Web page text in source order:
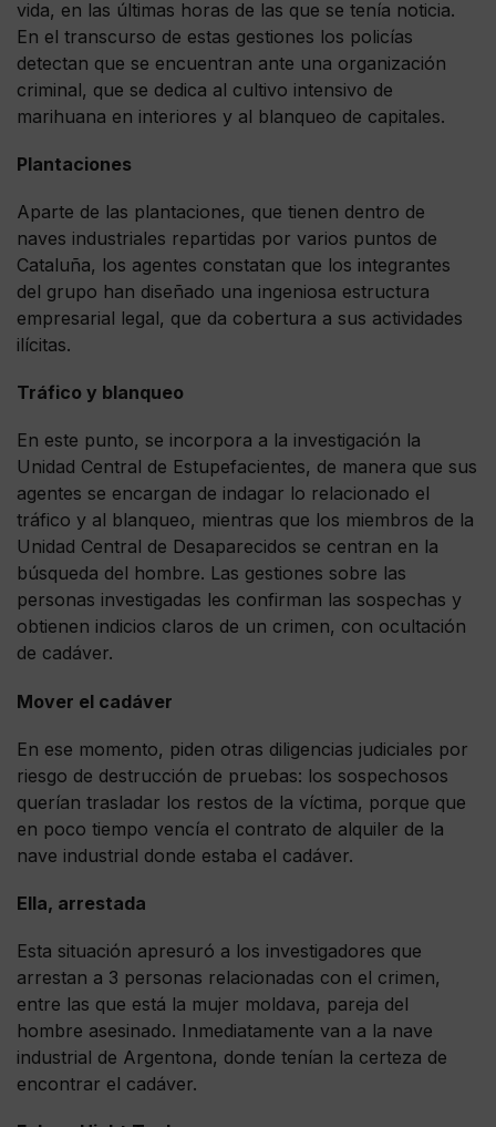
vida, en las últimas horas de las que se tenía noticia.
En el transcurso de estas gestiones los policías
detectan que se encuentran ante una organización
criminal, que se dedica al cultivo intensivo de
marihuana en interiores y al blanqueo de capitales.
Plantaciones
Aparte de las plantaciones, que tienen dentro de
naves industriales repartidas por varios puntos de
Cataluña, los agentes constatan que los integrantes
del grupo han diseñado una ingeniosa estructura
empresarial legal, que da cobertura a sus actividades
ilícitas.
Tráfico y blanqueo
En este punto, se incorpora a la investigación la
Unidad Central de Estupefacientes, de manera que sus
agentes se encargan de indagar lo relacionado el
tráfico y al blanqueo, mientras que los miembros de la
Unidad Central de Desaparecidos se centran en la
búsqueda del hombre. Las gestiones sobre las
personas investigadas les confirman las sospechas y
obtienen indicios claros de un crimen, con ocultación
de cadáver.
Mover el cadáver
En ese momento, piden otras diligencias judiciales por
riesgo de destrucción de pruebas: los sospechosos
querían trasladar los restos de la víctima, porque que
en poco tiempo vencía el contrato de alquiler de la
nave industrial donde estaba el cadáver.
Ella, arrestada
Esta situación apresuró a los investigadores que
arrestan a 3 personas relacionadas con el crimen,
entre las que está la mujer moldava, pareja del
hombre asesinado. Inmediatamente van a la nave
industrial de Argentona, donde tenían la certeza de
encontrar el cadáver.